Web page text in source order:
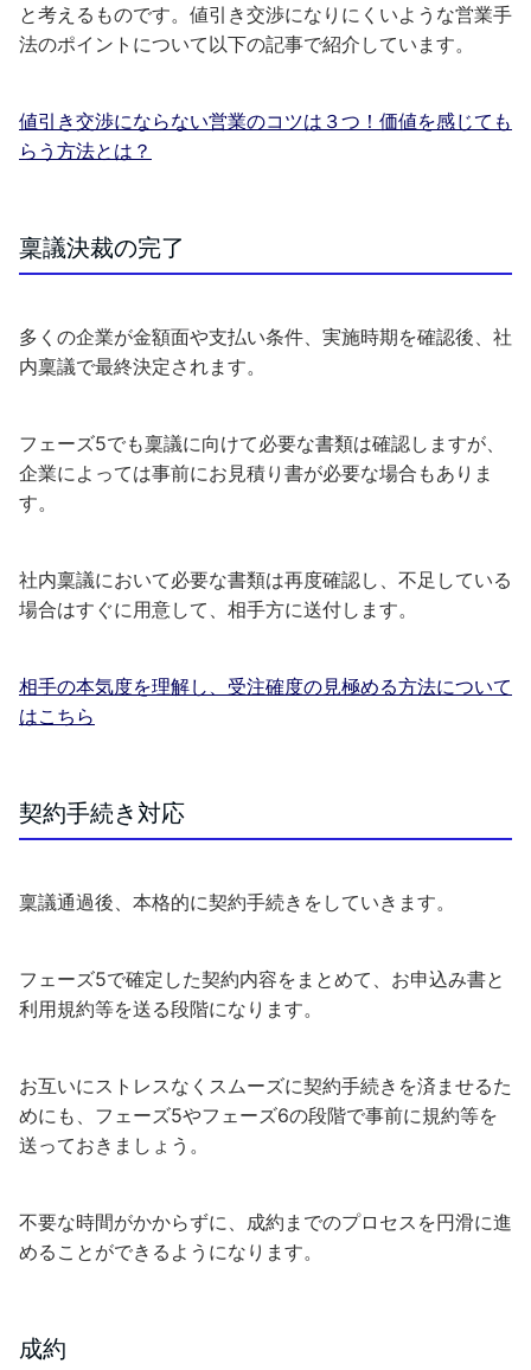
と考えるものです。値引き交渉になりにくいような営業手
法のポイントについて以下の記事で紹介しています。
値引き交渉にならない営業のコツは３つ！価値を感じても
らう方法とは？
稟議決裁の完了
多くの企業が金額面や支払い条件、実施時期を確認後、社
内稟議で最終決定されます。
フェーズ5でも稟議に向けて必要な書類は確認しますが、
企業によっては事前にお見積り書が必要な場合もありま
す。
社内稟議において必要な書類は再度確認し、不足している
場合はすぐに用意して、相手方に送付します。
相手の本気度を理解し、受注確度の見極める方法について
はこちら
契約手続き対応
稟議通過後、本格的に契約手続きをしていきます。
フェーズ5で確定した契約内容をまとめて、お申込み書と
利用規約等を送る段階になります。
お互いにストレスなくスムーズに契約手続きを済ませるた
めにも、フェーズ5やフェーズ6の段階で事前に規約等を
送っておきましょう。
不要な時間がかからずに、成約までのプロセスを円滑に進
めることができるようになります。
成約